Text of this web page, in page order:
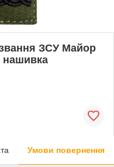
ЗСУ Майор
нашивка
Умови повернення